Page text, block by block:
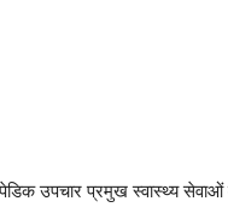
उपचार प्रमुख स्वास्थ्य सेवाओं